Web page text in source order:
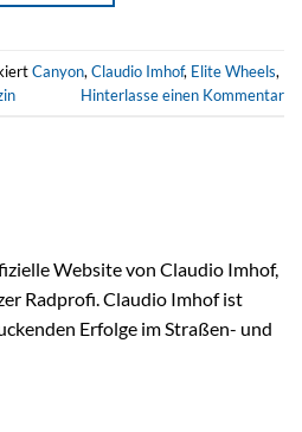
Canyon, Claudio Imhof, Elite Wheels,
Hinterlasse einen Kommentar
Website von Claudio Imhof,
Radprofi. Claudio Imhof ist
Erfolge im Straßen- und